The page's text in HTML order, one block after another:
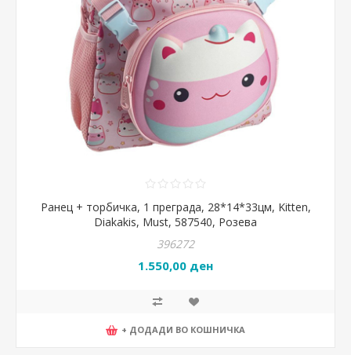
Ранец + торбичка, 1 преграда, 28*14*33цм, Kitten,
Diakakis, Must, 587540, Розева
396272
1.550,00 ден
+ ДОДАДИ ВО КОШНИЧКА